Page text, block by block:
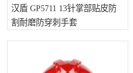
汉盾 GP5711 13针掌部贴皮防
割耐磨防穿刺手套